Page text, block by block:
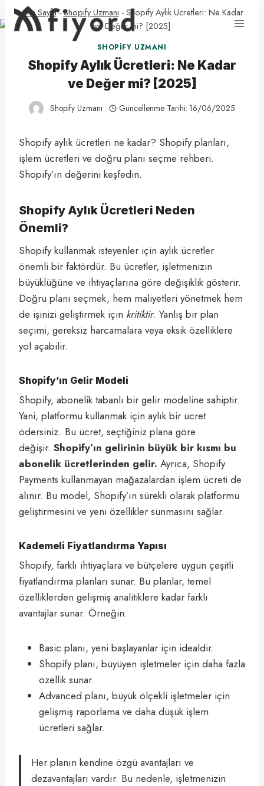
Skip
to
Ana Sayfa-Shopify Uzmanı - Shopify Aylık Ücretleri: Ne Kadar
ve Değer mi? [2025]
SHOPIFY UZMANI
Shopify Aylık Ücretleri: Ne Kadar
ve Değer mi? [2025]
Shopify Uzmanı Güncellenme Tarihi: 16/06/2025
Shopify aylık ücretleri ne kadar? Shopify planları,
işlem ücretleri ve doğru planı seçme rehberi.
Shopify’ın değerini keşfedin.
Shopify Aylık Ücretleri Neden
Önemli?
Shopify kullanmak isteyenler için aylık ücretler
önemli bir faktördür. Bu ücretler, işletmenizin
büyüklüğüne ve ihtiyaçlarına göre değişiklik gösterir.
Doğru planı seçmek, hem maliyetleri yönetmek hem
de işinizi geliştirmek için kritiktir. Yanlış bir plan
seçimi, gereksiz harcamalara veya eksik özelliklere
yol açabilir.
Shopify’ın Gelir Modeli
Shopify, abonelik tabanlı bir gelir modeline sahiptir.
Yani, platformu kullanmak için aylık bir ücret
ödersiniz. Bu ücret, seçtiğiniz plana göre
değişir. Shopify’ın gelirinin büyük bir kısmı bu
abonelik ücretlerinden gelir. Ayrıca, Shopify
Payments kullanmayan mağazalardan işlem ücreti de
alınır. Bu model, Shopify’ın sürekli olarak platformu
geliştirmesini ve yeni özellikler sunmasını sağlar.
Kademeli Fiyatlandırma Yapısı
Shopify, farklı ihtiyaçlara ve bütçelere uygun çeşitli
fiyatlandırma planları sunar. Bu planlar, temel
özelliklerden gelişmiş analitiklere kadar farklı
avantajlar sunar. Örneğin:
Basic planı, yeni başlayanlar için idealdir.
Shopify planı, büyüyen işletmeler için daha fazla
özellik sunar.
Advanced planı, büyük ölçekli işletmeler için
gelişmiş raporlama ve daha düşük işlem
ücretleri sağlar.
Her planın kendine özgü avantajları ve
dezavantajları vardır. Bu nedenle, işletmenizin